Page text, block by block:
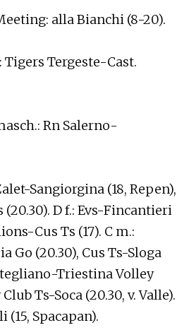
alla Bianchi (8-20).
Tigers Tergeste-Cast.
Rn Salerno-
Sangiorgina (18, Repen),
D f.: Evs-Fincantieri
Cus Ts (17). C m.:
(20.30), Cus Ts-Sloga
Triestina Volley
Ts-Soca (20.30, v. Valle).
(15, Spacapan).